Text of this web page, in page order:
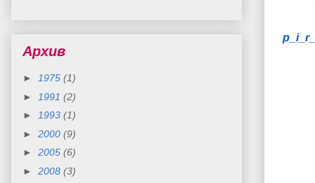
Архив
► 1975 (1)
►
1991 (2)
►
1993 (1)
► 2000 (9)
► 2005 (6)
► 2008 (3)